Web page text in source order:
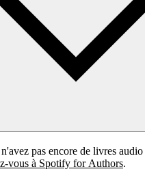
pas encore de livres
vous à Spotify for Authors.